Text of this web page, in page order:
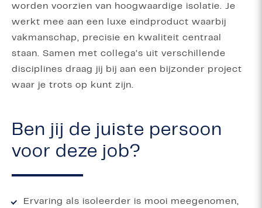
worden voorzien van hoogwaardige isolatie. Je
werkt mee aan een luxe eindproduct waarbij
vakmanschap, precisie en kwaliteit centraal
staan. Samen met collega’s uit verschillende
disciplines draag jij bij aan een bijzonder project
waar je trots op kunt zijn.
Ben jij de juiste persoon
voor deze job?
Ervaring als isoleerder is mooi meegenomen,